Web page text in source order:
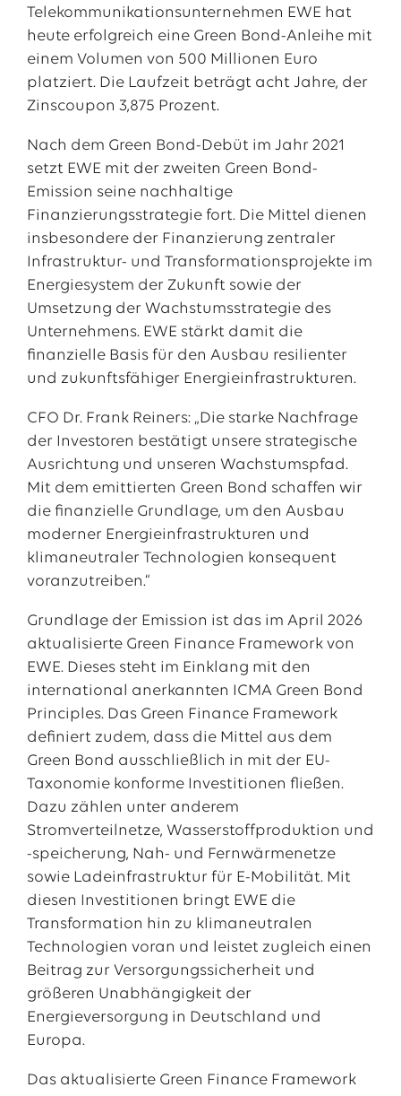
Telekommunikationsunternehmen EWE hat
heute erfolgreich eine Green Bond-Anleihe mit
einem Volumen von 500 Millionen Euro
platziert. Die Laufzeit beträgt acht Jahre, der
Zinscoupon 3,875 Prozent.
Nach dem Green Bond-Debüt im Jahr 2021
setzt EWE mit der zweiten Green Bond-
Emission seine nachhaltige
Finanzierungsstrategie fort. Die Mittel dienen
insbesondere der Finanzierung zentraler
Infrastruktur- und Transformationsprojekte im
Energiesystem der Zukunft sowie der
Umsetzung der Wachstumsstrategie des
Unternehmens. EWE stärkt damit die
finanzielle Basis für den Ausbau resilienter
und zukunftsfähiger Energieinfrastrukturen.
CFO Dr. Frank Reiners: „Die starke Nachfrage
der Investoren bestätigt unsere strategische
Ausrichtung und unseren Wachstumspfad.
Mit dem emittierten Green Bond schaffen wir
die finanzielle Grundlage, um den Ausbau
moderner Energieinfrastrukturen und
klimaneutraler Technologien konsequent
voranzutreiben.“
Grundlage der Emission ist das im April 2026
aktualisierte Green Finance Framework von
EWE. Dieses steht im Einklang mit den
international anerkannten ICMA Green Bond
Principles. Das Green Finance Framework
definiert zudem, dass die Mittel aus dem
Green Bond ausschließlich in mit der EU-
Taxonomie konforme Investitionen fließen.
Dazu zählen unter anderem
Stromverteilnetze, Wasserstoffproduktion und
-speicherung, Nah- und Fernwärmenetze
sowie Ladeinfrastruktur für E-Mobilität. Mit
diesen Investitionen bringt EWE die
Transformation hin zu klimaneutralen
Technologien voran und leistet zugleich einen
Beitrag zur Versorgungssicherheit und
größeren Unabhängigkeit der
Energieversorgung in Deutschland und
Europa.
Das aktualisierte Green Finance Framework
Das EWE-Jobportal
Unsere neuesten Stellenangebote